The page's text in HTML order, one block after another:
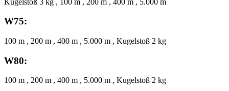
W75:
100 m , 200 m , 400 m , 5.000 m , Kugelstoß 2 kg
W80:
100 m , 200 m , 400 m , 5.000 m , Kugelstoß 2 kg